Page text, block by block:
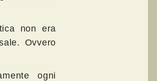
non era
Ovvero
ogni